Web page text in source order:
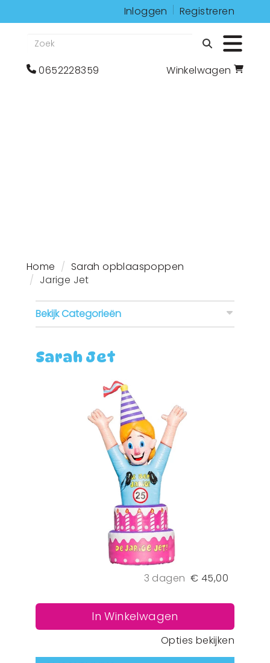
Inloggen Registreren
ZoekenToggle
bel0652228359
Ga
Winkelwagen
Home
Sarah opblaaspoppen
Jarige Jet
Bekijk Categorieën
Sarah Jet
3 dagen € 45,00
In Winkelwagen
Opties bekijken